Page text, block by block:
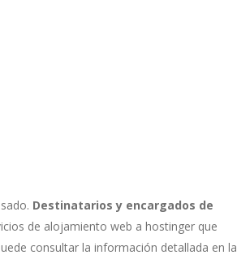
Destinatarios y encargados de
de alojamiento web a hostinger que
consultar la información detallada en la